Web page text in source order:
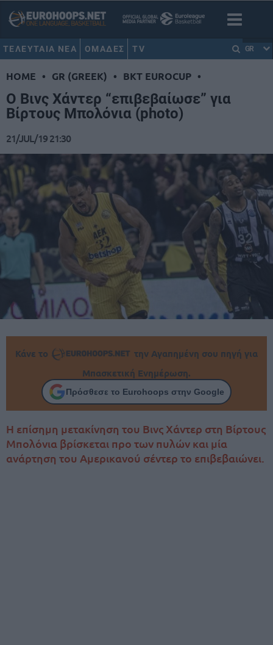
ΤΕΛΕΥΤΑΙΑ ΝΕΑ ΟΜΑΔΕΣ TV GR
HOME • GR (GREEK) • BKT EUROCUP •
Ο Βινς Χάντερ “επιβεβαίωσε” για
Βίρτους Μπολόνια (photo)
21/JUL/19 21:30
Κάνε το
την Αγαπημένη σου πηγή για
Μπασκετική Ενημέρωση.
Πρόσθεσε το Eurohoops στην Google
Η επίσημη μετακίνηση του Βινς Χάντερ στη Βίρτους
Μπολόνια βρίσκεται προ των πυλών και μία
ανάρτηση του Αμερικανού σέντερ το επιβεβαιώνει.